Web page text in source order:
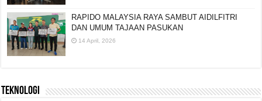
RAPIDO MALAYSIA RAYA SAMBUT AIDILFITRI
DAN UMUM TAJAAN PASUKAN
14 April, 2026
TEKNOLOGI